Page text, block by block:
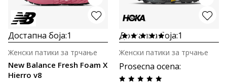
Достапна боја:1
New Balance Fresh Foam X
Hierro v8
Женски патики за трчање
Достапна боја:1
Prosecna ocena:
Женски патики за трчање